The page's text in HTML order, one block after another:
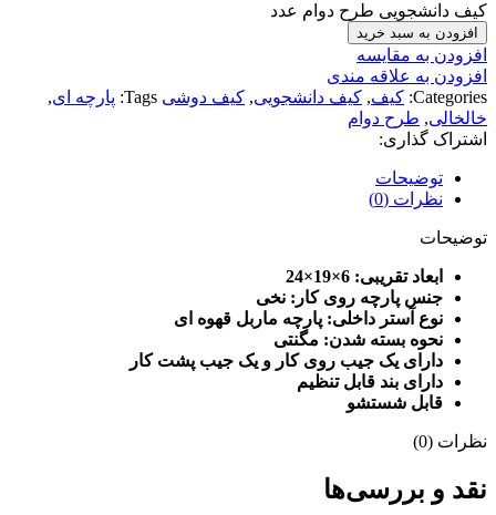
کیف دانشجویی طرح دوام عدد
افزودن به سبد خرید
افزودن به مقایسه
افزودن به علاقه مندی
Categories: کیف, کیف دانشجویی, کیف دوشی Tags: پارچه ای,
خالخالی, طرح دوام
اشتراک گذاری:
توضیحات
نظرات (0)
توضیحات
ابعاد تقریبی: 6
×19×24
جنس پارچه روی کار: نخی
نوع آستر داخلی: پارچه ماربل قهوه ای
نحوه بسته شدن: مگنتی
دارای یک جیب روی کار و یک جیب پشت کار
دارای بند قابل تنظیم
قابل شستشو
نظرات (0)
نقد و بررسی‌ها